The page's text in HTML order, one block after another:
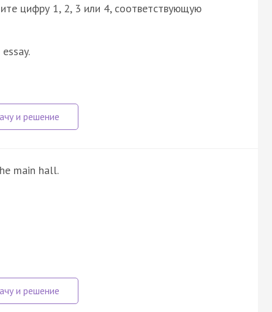
цифру 1, 2, 3 или 4, соответствующую
main hall.